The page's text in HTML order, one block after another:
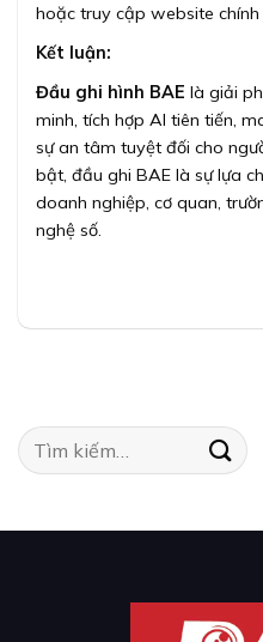
hoặc truy cập website
Kết luận:
Đầu ghi hình BAE là giải
minh, tích hợp AI tiên tiến,
sự an tâm tuyệt đối cho
bật, đầu ghi BAE là sự lựa
doanh nghiệp, cơ quan,
nghệ số.
Tìm
kiếm: